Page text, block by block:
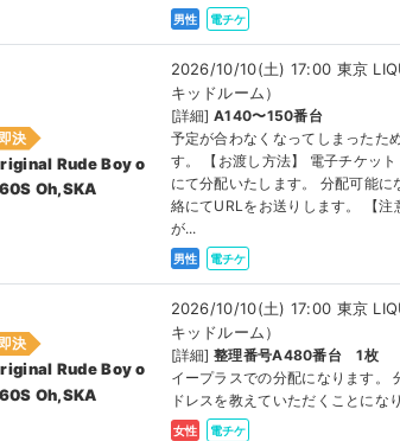
男性 電チケ
決
Rude Boy o
Oh,SKA
2026/10/10(土) 17:00 東京
キッドルーム）
[詳細]A140〜150番台
予定が合わなくなってしまったた
す。 【お渡し方法】 電子チケット
にて分配いたします。 分配可能に
絡にてURLをお送りします。 【注
が...
男性 電チケ
決
Rude Boy o
Oh,SKA
2026/10/10(土) 17:00 東京
キッドルーム）
[詳細]整理番号A480番台 1枚
イープラスでの分配になります。
ドレスを教えていただくことにな
女性 電チケ